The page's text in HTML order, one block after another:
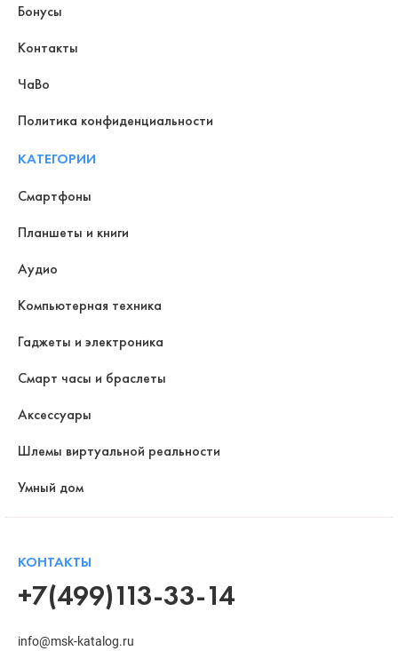
Бонусы
Контакты
ЧаВо
Политика конфиденциальности
КАТЕГОРИИ
Смартфоны
Планшеты и книги
Аудио
Компьютерная техника
Гаджеты и электроника
Смарт часы и браслеты
Аксессуары
Шлемы виртуальной реальности
Умный дом
КОНТАКТЫ
+7(499)113-33-14
info@msk-katalog.ru